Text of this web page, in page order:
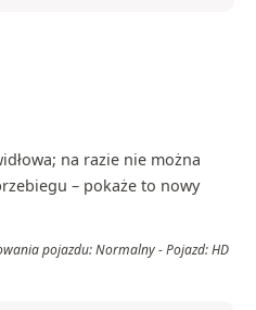
na razie nie można
– pokaże to nowy
pojazdu: Normalny - Pojazd: HD